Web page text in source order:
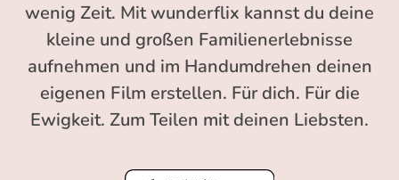
wenig Zeit. Mit wunderflix kannst du deine
kleine und großen Familienerlebnisse
aufnehmen und im Handumdrehen deinen
eigenen Film erstellen. Für dich. Für die
Ewigkeit. Zum Teilen mit deinen Liebsten.